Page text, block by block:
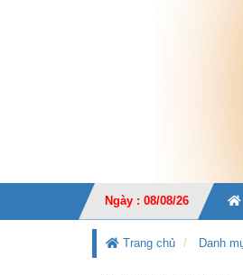
Ngày : 08/08/26
Trang chủ Danh